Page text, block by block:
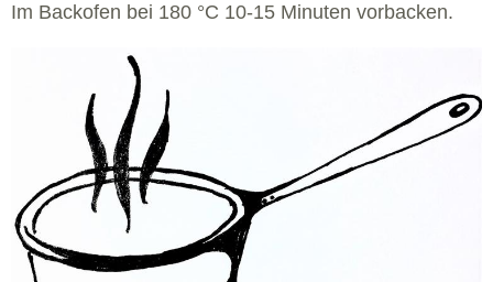
Im Backofen bei 180 °C 10-15 Minuten vorbacken.